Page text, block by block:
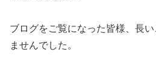
ブログをご覧になった皆様、長
ませんでした。